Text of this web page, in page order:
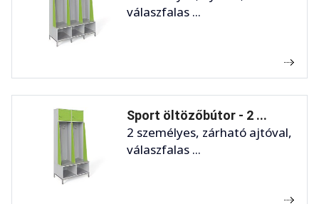
válaszfalas ...
Sport öltözőbútor - 2 ...
2 személyes, zárható ajtóval,
válaszfalas ...